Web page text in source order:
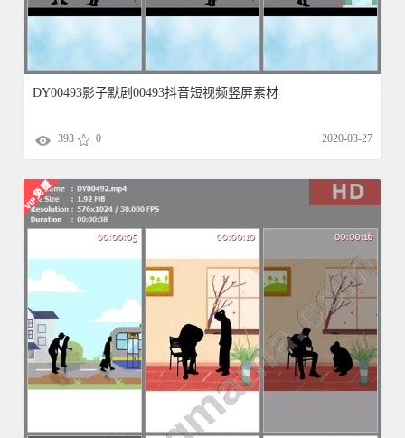
DY00493影子默剧00493抖音短视频竖屏素材
393 0 2020-03-27